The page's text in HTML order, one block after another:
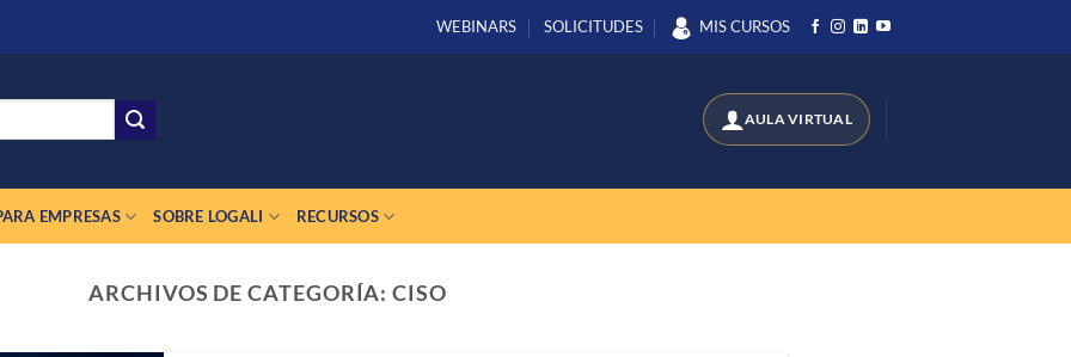
WEBINARS SOLICITUDES MIS CURSOS
EMPRESAS SOBRE LOGALI RECURSOS
ARCHIVOS DE CATEGORÍA:CISO